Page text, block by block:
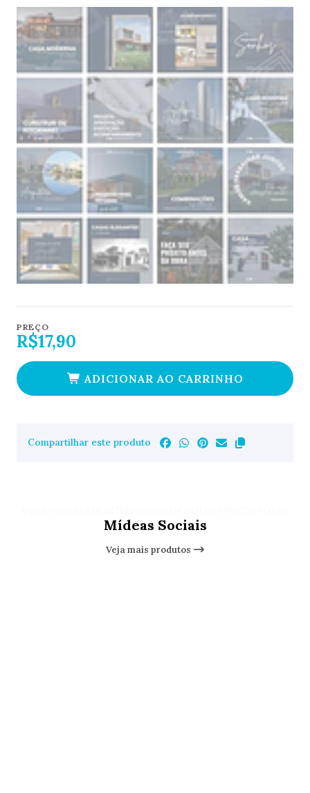
PREÇO
R$17,90
ADICIONAR AO CARRINHO
Compartilhar este produto
Mídeas Sociais
Veja mais produtos